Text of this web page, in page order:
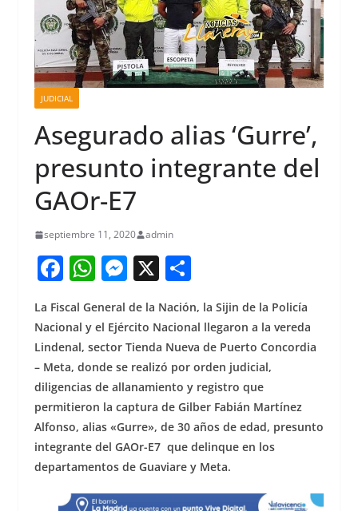
JUDICIAL
Asegurado alias ‘Gurre’,
presunto integrante del
GAOr-E7
septiembre 11, 2020 admin
F
c
e
b
o
o
k
W
at
s
A
p
p
M
e
ss
e
n
g
er
X S
h
ar
e
La Fiscal General de la Nación, la Sijin de la Policía
Nacional y el Ejército Nacional llegaron a la vereda
Lindenal, sector Tienda Nueva de Puerto Concordia
– Meta, donde se realizó por orden judicial,
diligencias de allanamiento y registro que
permitieron la captura de Gilber Fabián Martínez
Alfonso, alias «Gurre», de 30 años de edad, presunto
integrante del GAOr-E7 que delinque en los
departamentos de Guaviare y Meta.